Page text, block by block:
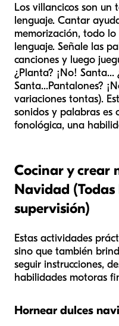
Los villancicos son un
lenguaje. Cantar
memorización, todo
lenguaje. Señale las
canciones y luego
¿Planta? ¡No! Santa...
Santa...Pantalones?
variaciones tontas).
sonidos y palabras es
fonológica, una
Cocinar y crear
Navidad (Todas
supervisión)
Estas actividades
sino que también
seguir instrucciones,
habilidades motoras
Hornear dulces